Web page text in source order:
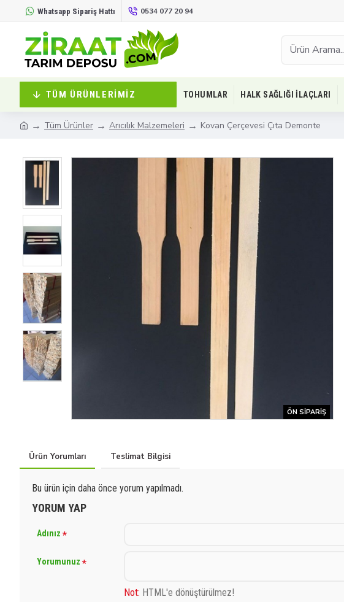
Whatsapp Sipariş Hattı 0534 077 20 94
TÜM ÜRÜNLERIMIZ TOHUMLAR HALK SAĞLIĞI İLAÇLARI
Tüm Ürünler Arıcılık Malzemeleri Kovan Çerçevesi Çıta Demonte
ÖN SIPARIŞ
Ürün Yorumları Teslimat Bilgisi
Bu ürün için daha önce yorum yapılmadı.
YORUM YAP
Adınız
Yorumunuz
Not: HTML'e dönüştürülmez!